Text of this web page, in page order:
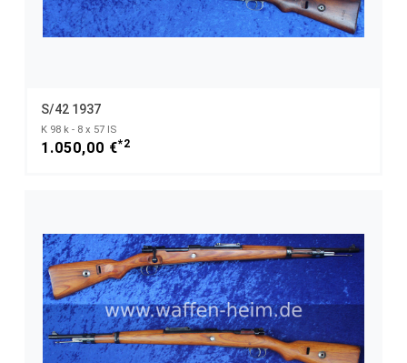
S/42 1937
K 98 k - 8 x 57 IS
1.050,00 €*2